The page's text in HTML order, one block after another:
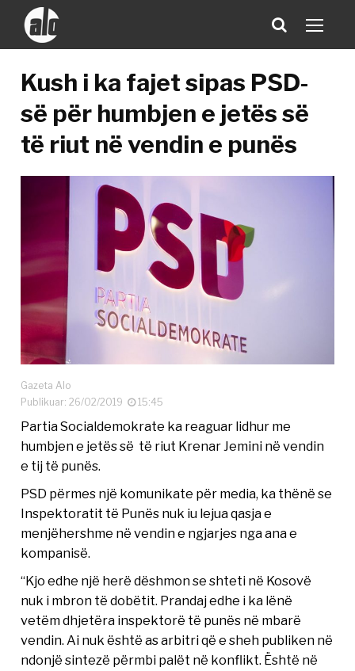
Kush i ka fajet sipas PSD-
së për humbjen e jetës së
të riut në vendin e punës
Gazeta Alo
Publikuar: 26/02/2019
15:45
Partia Socialdemokrate ka reaguar lidhur me
humbjen e jetës së të riut Krenar Jemini në vendin
e tij të punës.
PSD përmes një komunikate për media, ka thënë se
Inspektoratit të Punës nuk iu lejua qasja e
menjëhershme në vendin e ngjarjes nga ana e
kompanisë.
“Kjo edhe një herë dëshmon se shteti në Kosovë
nuk i mbron të dobëtit. Prandaj edhe i ka lënë
vetëm dhjetëra inspektorë të punës në mbarë
vendin. Ai nuk është as arbitri që e sheh publiken në
ndonjë sintezë përmbi palët në konflikt. Është në